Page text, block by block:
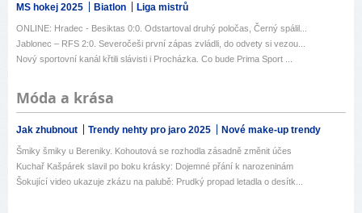
MS hokej 2025 Biatlon Liga mistrů
ONLINE: Hradec - Besiktas 0:0. Odstartoval druhý poločas, Černý spálil...
Jablonec – RFS 2:0. Severočeši první zápas zvládli, do odvety si vezou...
Nový sportovní kanál křtili slávisti i Procházka. Co bude Prima Sport ...
Móda a krása
Jak zhubnout Trendy nehty pro jaro 2025 Nové make-up trendy
Šmiky šmiky u Bereniky. Kohoutová se rozhodla zásadně změnit účes
Kuchař Kašpárek slavil po boku krásky: Dojemné přání k narozeninám
Šokující video ukazuje zkázu na palubě: Prudký propad letadla o desítk...